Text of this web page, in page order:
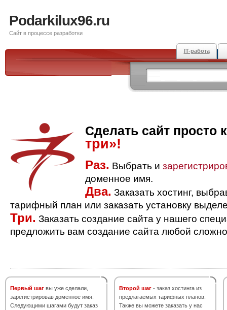
Podarkilux96.ru
Сайт в процессе разработки
IT-работа
Сделать сайт просто
три»!
Раз. Выбрать и
доменное имя.
Два. Заказать хостинг,
тарифный план или заказать установку
Три. Заказать создание сайта у нашего
предложить вам создание сайта любой
Первый шаг вы уже сделали,
зарегистрировав доменное имя.
Следующими шагами будут заказ
Второй шаг - заказ хостинга из
предлагаемых тарифных планов.
Также вы можете заказать у нас